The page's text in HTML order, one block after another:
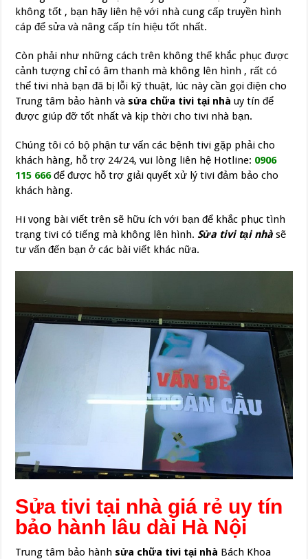
không tốt , bạn hãy liên hệ với nhà cung cấp truyền hình
cáp để sửa và nâng cấp tín hiệu tốt nhất.
Còn phải như những cách trên không thể khắc phục được
cảnh tượng chỉ có âm thanh mà không lên hình , rất có
thể tivi nhà bạn đã bị lỗi kỹ thuật, lúc này cần gọi điện cho
Trung tâm bảo hành và sửa chữa tivi tại nhà uy tín để
được giúp đỡ tốt nhất và kịp thời cho tivi nhà bạn.
Chúng tôi có bộ phận tư vấn các bệnh tivi gặp phải cho
khách hàng, hỗ trợ 24/24, vui lòng liên hệ Hotline: 0906
115 666để được hỗ trợ giải quyết xử lý tivi đảm bảo cho
khách hàng.
Hi vọng bài viết trên sẽ hữu ích với bạn để khắc phục tình
trạng tivi có tiếng mà không lên hình. Sửa tivi tại nhà sẽ
tư vấn đến bạn ở các bài viết khác nữa.
Sửa tivi tại nhà giá rẻ uy tín
bảo hành lâu dài Hà Nội
Trung tâm bảo hành sửa chữa tivi tại nhà Bách Khoa